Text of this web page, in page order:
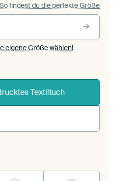
So findest du die perfekte Größe
eigene Größe wählen!
Textiltuch
Textiltuch in deinen